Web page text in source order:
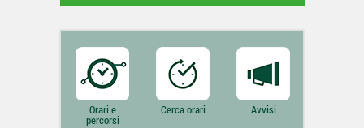
Orari e
percorsi
Cerca orari Avvisi